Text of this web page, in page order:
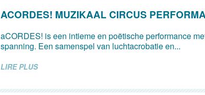
ACORDES! MUZIKAAL CIRCUS
aCORDES! is een intieme en poëtische performance
spanning. Een samenspel van luchtacrobatie en...
LIRE PLUS